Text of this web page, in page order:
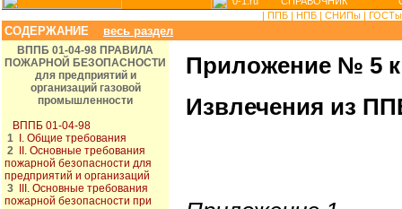
| ППБ | НПБ | СНИПы |
СОДЕРЖАНИЕ весь раздел
ВППБ 01-04-98 ПРАВИЛА
ПОЖАРНОЙ БЕЗОПАСНОСТИ
для предприятий и
организаций газовой
промышленности
ВППБ 01-04-98
1
I. Общие требования
2
II. Основные требования
пожарной безопасности для
предприятий и организаций
3
III. Основные требования
пожарной безопасности при
Приложение № 5 к
Извлечения из